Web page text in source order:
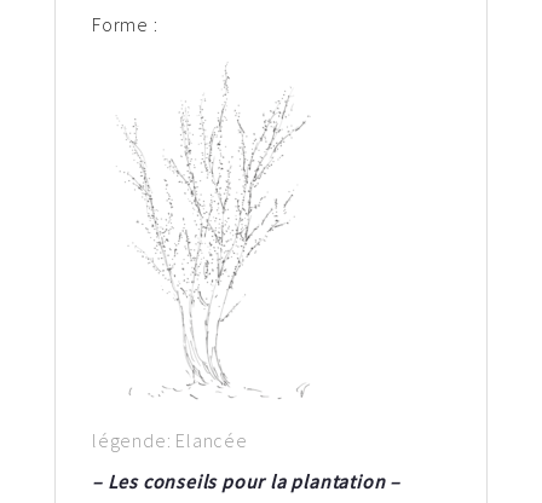
Forme :
légende: Elancée
– Les conseils pour la plantation –